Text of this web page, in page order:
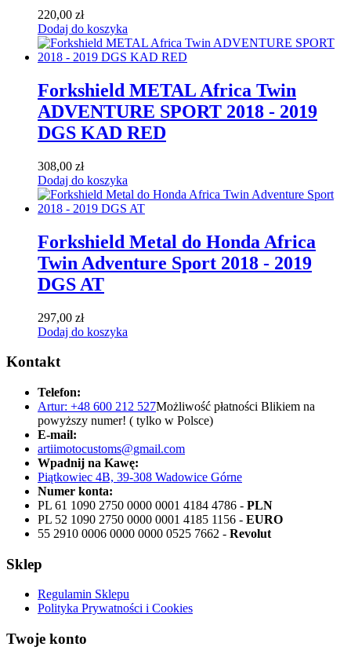
220,00 zł
Dodaj do koszyka
Forkshield METAL Africa Twin
ADVENTURE SPORT 2018 - 2019
DGS KAD RED
308,00 zł
Dodaj do koszyka
Forkshield Metal do Honda Africa
Twin Adventure Sport 2018 - 2019
DGS AT
297,00 zł
Dodaj do koszyka
Kontakt
Telefon:
Artur: +48 600 212 527Możliwość płatności Blikiem na
powyższy numer! ( tylko w Polsce)
E-mail:
artiimotocustoms@gmail.com
Wpadnij na Kawę:
Piątkowiec 4B, 39-308 Wadowice Górne
Numer konta:
PL 61 1090 2750 0000 0001 4184 4786 - PLN
PL 52 1090 2750 0000 0001 4185 1156 - EURO
55 2910 0006 0000 0000 0525 7662 - Revolut
Sklep
Regulamin Sklepu
Polityka Prywatności i Cookies
Twoje konto